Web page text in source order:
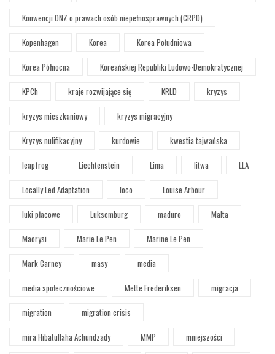
Konwencji ONZ o prawach osób niepełnosprawnych (CRPD)
Kopenhagen
Korea
Korea Południowa
Korea Północna
Koreańskiej Republiki Ludowo-Demokratycznej
KPCh
kraje rozwijające się KRLD
kryzys
kryzys mieszkaniowy
kryzys migracyjny
Kryzys nulifikacyjny
kurdowie
kwestia tajwańska
leapfrog
Liechtenstein Lima litwa
LLA
Locally Led Adaptation
loco
Louise Arbour
luki płacowe
Luksemburg maduro
Malta
Maorysi
Marie Le Pen
Marine Le Pen
Mark Carney
masy
media
media społecznościowe
Mette Frederiksen
migracja
migration
migration crisis
mira Hibatullaha Achundzady
MMP
mniejszości